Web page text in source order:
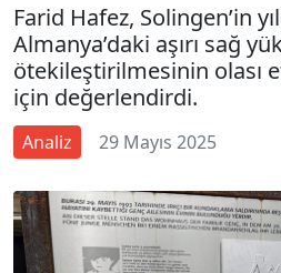
Farid Hafez, Solingen’in
Almanya’daki aşırı sağ
ötekileştirilmesinin olası
için değerlendirdi.
Analiz 29 Mayıs 2025